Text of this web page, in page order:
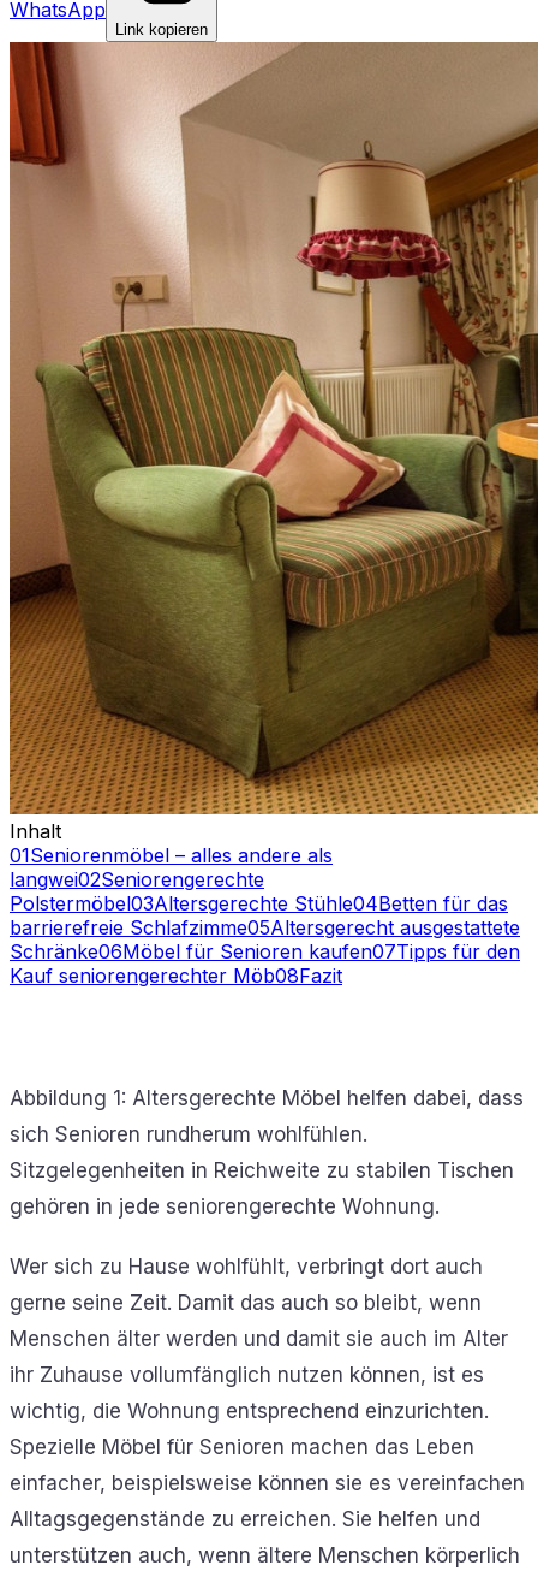
WhatsApp
Link kopieren
Inhalt
01Seniorenmöbel – alles andere als
langwei02Seniorengerechte
Polstermöbel03Altersgerechte Stühle04Betten für das
barrierefreie Schlafzimme05Altersgerecht ausgestattete
Schränke06Möbel für Senioren kaufen07Tipps für den
Kauf seniorengerechter Möb08Fazit
Abbildung 1: Altersgerechte Möbel helfen dabei, dass
sich Senioren rundherum wohlfühlen.
Sitzgelegenheiten in Reichweite zu stabilen Tischen
gehören in jede seniorengerechte Wohnung.
Wer sich zu Hause wohlfühlt, verbringt dort auch
gerne seine Zeit. Damit das auch so bleibt, wenn
Menschen älter werden und damit sie auch im Alter
ihr Zuhause vollumfänglich nutzen können, ist es
wichtig, die Wohnung entsprechend einzurichten.
Spezielle Möbel für Senioren machen das Leben
einfacher, beispielsweise können sie es vereinfachen
Alltagsgegenstände zu erreichen. Sie helfen und
unterstützen auch, wenn ältere Menschen körperlich